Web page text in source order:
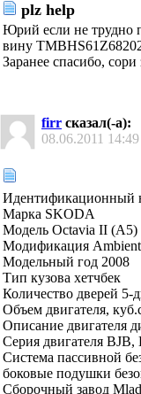
plz help
Юрий если не трудно
вину
Заранее спасибо, сори
firr сказал(-а):
08.06.2011 14:49
Идентификационный
Марка SKODA
Модель Octavia II (A5)
Модификация
Модельный год 2008
Тип кузова хетчбек
Количество дверей 5-
Объем двигателя,
Описание двигателя
Серия двигателя BJB,
Система пассивной
боковые подушки
Сборочный завод